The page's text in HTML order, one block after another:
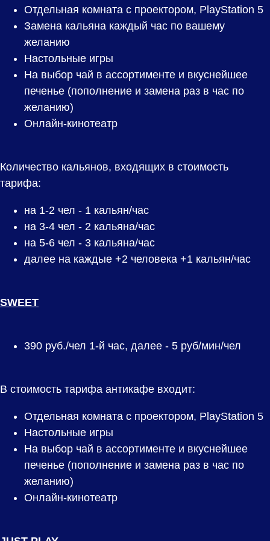
Отдельная комната с проектором, PlayStation 5
Замена кальяна каждый час по вашему
желанию
Настольные игры
На выбор чай в ассортименте и вкуснейшее
печенье (пополнение и замена раз в час по
желанию)
Онлайн-кинотеатр
Количество кальянов, входящих в стоимость
тарифа:
на 1-2 чел - 1 кальян/час
на 3-4 чел - 2 кальяна/час
на 5-6 чел - 3 кальяна/час
далее на каждые +2 человека +1 кальян/час
SWEET
390 руб./чел 1-й час, далее - 5 руб/мин/чел
В стоимость тарифа антикафе входит:
Отдельная комната с проектором, PlayStation 5
Настольные игры
На выбор чай в ассортименте и вкуснейшее
печенье (пополнение и замена раз в час по
желанию)
Онлайн-кинотеатр